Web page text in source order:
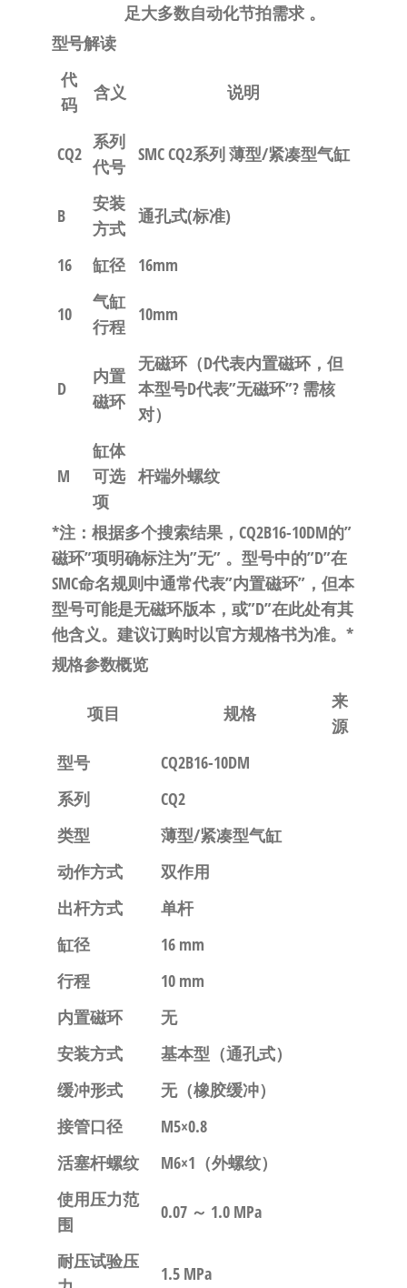
足大多数自动化节拍需求 。
型号解读
代
码
含义 说明
CQ2
系列
代号
SMC CQ2系列 薄型/紧凑型气缸
B
安装
方式
通孔式(标准)
16 缸径 16mm
10
气缸
行程
10mm
D
内置
磁环
无磁环（D代表内置磁环，但
本型号D代表”无磁环”? 需核
对）
M
缸体
可选
项
杆端外螺纹
*注：根据多个搜索结果，CQ2B16-10DM的”
磁环”项明确标注为”无” 。型号中的”D”在
SMC命名规则中通常代表”内置磁环”，但本
型号可能是无磁环版本，或”D”在此处有其
他含义。建议订购时以官方规格书为准。*
规格参数概览
项目 规格
来
源
型号
CQ2B16-10DM
系列
CQ2
类型
薄型/紧凑型气缸
动作方式
双作用
出杆方式
单杆
缸径
16 mm
行程
10 mm
内置磁环
无
安装方式
基本型（通孔式）
缓冲形式
无（橡胶缓冲）
接管口径
M5×0.8
活塞杆螺纹
M6×1（外螺纹）
使用压力范
围
0.07 ～ 1.0 MPa
耐压试验压
1.5 MPa